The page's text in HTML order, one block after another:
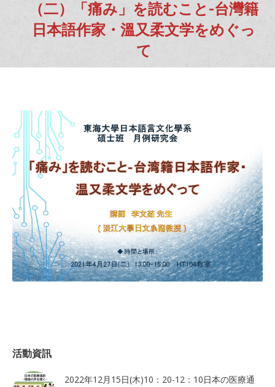
（二）「痛み」を読むこと-台灣籍
日本語作家・溫又柔文学をめぐっ
て
You are here:
活動資訊
2022年12月15日(木)10：20-12：10日本の医療通